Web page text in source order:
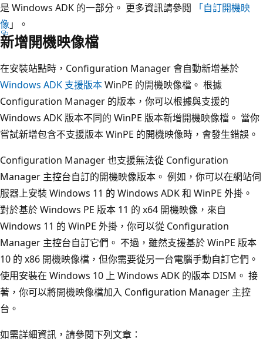
是 Windows ADK 的一部分。 更多資訊請參閱
「自訂開機映
像」。
新增開機映像檔
在安裝站點時，Configuration Manager 會自動新增基於
Windows ADK 支援版本WinPE 的開機映像檔。 根據
Configuration Manager 的版本，你可以根據與支援的
Windows ADK 版本不同的 WinPE 版本新增開機映像檔。 當你
嘗試新增包含不支援版本 WinPE 的開機映像時，會發生錯誤。
Configuration Manager 也支援無法從 Configuration
Manager 主控台自訂的開機映像版本。 例如，你可以在網站伺
服器上安裝 Windows 11 的 Windows ADK 和 WinPE 外掛。
對於基於 Windows PE 版本 11 的 x64 開機映像，來自
Windows 11 的 WinPE 外掛，你可以從 Configuration
Manager 主控台自訂它們。 不過，雖然支援基於 WinPE 版本
10 的 x86 開機映像檔，但你需要從另一台電腦手動自訂它們。
使用安裝在 Windows 10 上 Windows ADK 的版本 DISM。 接
著，你可以將開機映像檔加入 Configuration Manager 主控
台。
如需詳細資訊，請參閱下列文章：